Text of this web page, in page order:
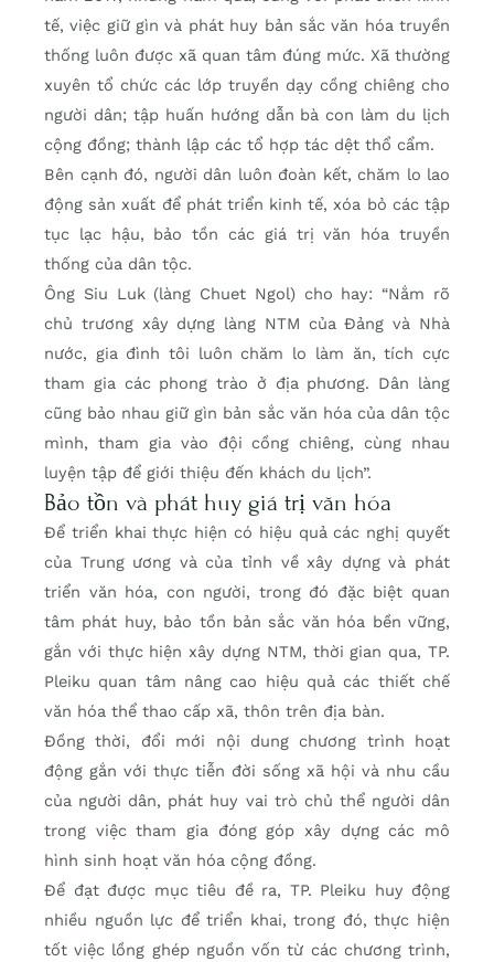
tế, việc giữ gìn và phát huy bản sắc văn hóa truyền
thống luôn được xã quan tâm đúng mức. Xã thường
xuyên tổ chức các lớp truyền dạy cồng chiêng cho
người dân; tập huấn hướng dẫn bà con làm du lịch
cộng đồng; thành lập các tổ hợp tác dệt thổ cẩm.
Bên cạnh đó, người dân luôn đoàn kết, chăm lo lao
động sản xuất để phát triển kinh tế, xóa bỏ các tập
tục lạc hậu, bảo tồn các giá trị văn hóa truyền
thống của dân tộc.
Ông Siu Luk (làng Chuet Ngol) cho hay: “Nắm rõ
chủ trương xây dựng làng NTM của Đảng và Nhà
nước, gia đình tôi luôn chăm lo làm ăn, tích cực
tham gia các phong trào ở địa phương. Dân làng
cũng bảo nhau giữ gìn bản sắc văn hóa của dân tộc
mình, tham gia vào đội cồng chiêng, cùng nhau
luyện tập để giới thiệu đến khách du lịch”.
Bảo tồn và phát huy giá trị văn hóa
Để triển khai thực hiện có hiệu quả các nghị quyết
của Trung ương và của tỉnh về xây dựng và phát
triển văn hóa, con người, trong đó đặc biệt quan
tâm phát huy, bảo tồn bản sắc văn hóa bền vững,
gắn với thực hiện xây dựng NTM, thời gian qua, TP.
Pleiku quan tâm nâng cao hiệu quả các thiết chế
văn hóa thể thao cấp xã, thôn trên địa bàn.
Đồng thời, đổi mới nội dung chương trình hoạt
động gắn với thực tiễn đời sống xã hội và nhu cầu
của người dân, phát huy vai trò chủ thể người dân
trong việc tham gia đóng góp xây dựng các mô
hình sinh hoạt văn hóa cộng đồng.
Để đạt được mục tiêu đề ra, TP. Pleiku huy động
nhiều nguồn lực để triển khai, trong đó, thực hiện
tốt việc lồng ghép nguồn vốn từ các chương trình,